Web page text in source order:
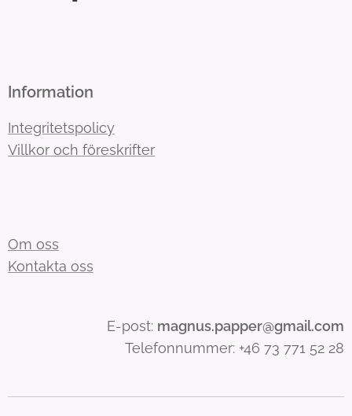
Information
Integritetspolicy
Villkor och föreskrifter
Om oss
Kontakta oss
E-post: magnus.papper@gmail.com
Telefonnummer: +46 73 771 52 28